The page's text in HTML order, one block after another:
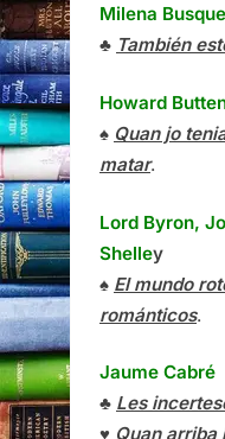
Milena
♣ También
Howard
♠ Quan jo
matar.
Lord Byron,
Shelley
♠ El mundo
románticos.
Jaume Cabré
♣ Les
♥ Quan arriba